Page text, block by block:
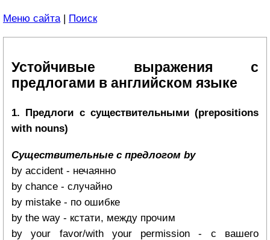
Меню сайта| Поиск
Устойчивые выражения с
предлогами в английском языке
1. Предлоги с существительными (prepositions
with nouns)
Существительные с предлогом by
by accident - нечаянно
by chance - случайно
by mistake - по ошибке
by the way - кстати, между прочим
by your favor/with your permission - с вашего